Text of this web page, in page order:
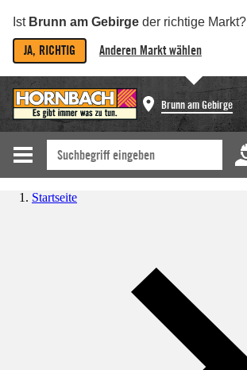
Ist Brunn am Gebirge der richtige Markt?
JA, RICHTIG Anderen Markt wählen
Brunn am Gebirge
Startseite